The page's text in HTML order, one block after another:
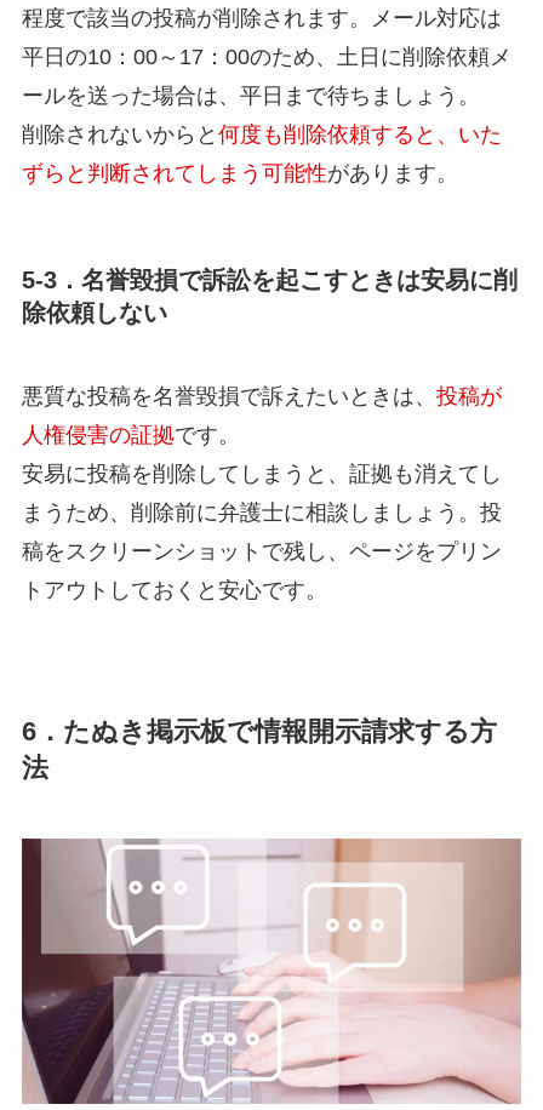
程度で該当の投稿が削除されます。メール対応は
平日の10：00～17：00のため、土日に削除依頼メ
ールを送った場合は、平日まで待ちましょう。
削除されないからと 何度も削除依頼すると、いた
ずらと判断されてしまう可能性があります。
5-3．名誉毀損で訴訟を起こすときは安易に削
除依頼しない
悪質な投稿を名誉毀損で訴えたいときは、 投稿が
人権侵害の証拠です。
安易に投稿を削除してしまうと、証拠も消えてし
まうため、削除前に弁護士に相談しましょう。投
稿をスクリーンショットで残し、ページをプリン
トアウトしておくと安心です。
6．たぬき掲示板で情報開示請求する方
法